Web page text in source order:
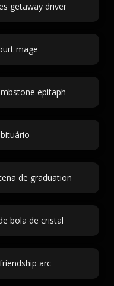
getaway driver
mage
epitaph
de graduation
bola de cristal
arc